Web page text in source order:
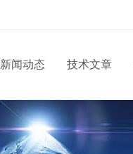
新闻动态 技术文章